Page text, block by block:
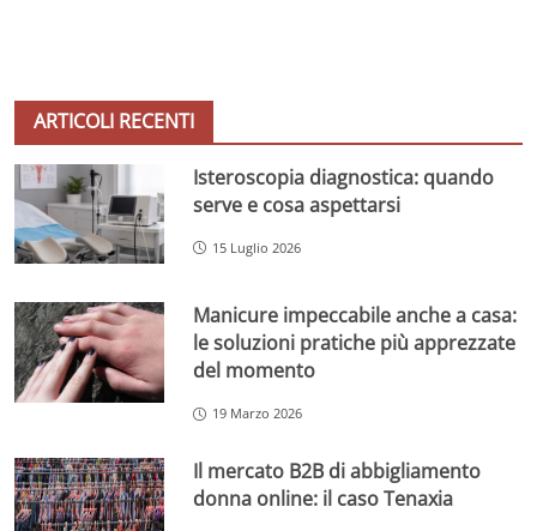
ARTICOLI RECENTI
Isteroscopia diagnostica: quando
serve e cosa aspettarsi
15 Luglio 2026
Manicure impeccabile anche a casa:
le soluzioni pratiche più apprezzate
del momento
19 Marzo 2026
Il mercato B2B di abbigliamento
donna online: il caso Tenaxia